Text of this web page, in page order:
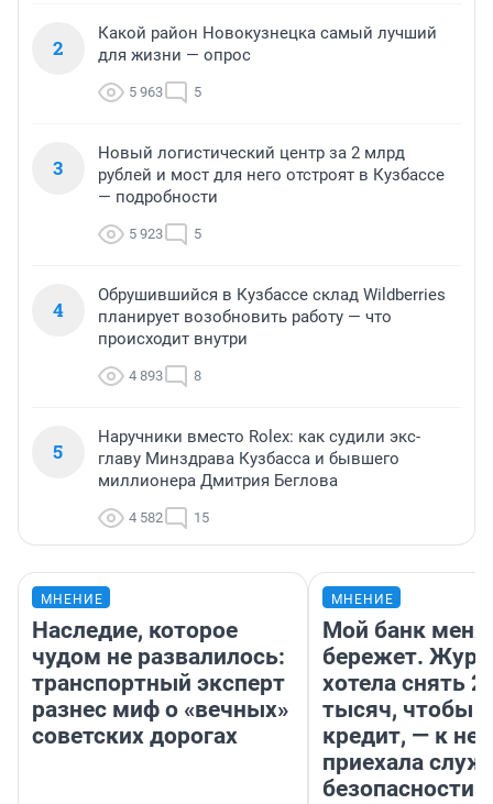
2
Какой район Новокузнецка самый лучший
для жизни — опрос
5 963 5
3
Новый логистический центр за 2 млрд
рублей и мост для него отстроят в Кузбассе
— подробности
5 923 5
4
Обрушившийся в Кузбассе склад Wildberries
планирует возобновить работу — что
происходит внутри
4 893 8
5
Наручники вместо Rolex: как судили экс-
главу Минздрава Кузбасса и бывшего
миллионера Дмитрия Беглова
4 582 15
МНЕНИЕ
Наследие, которое
чудом не развалилось:
транспортный эксперт
разнес миф о «вечных»
советских дорогах
МНЕНИЕ
Мой банк меня
бережет.
хотела снять
тысяч, чтобы
кредит, — к
приехала
безопасности